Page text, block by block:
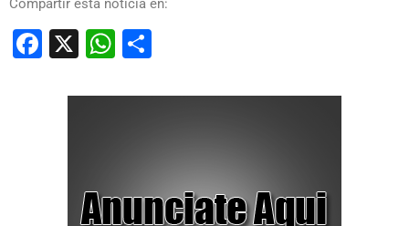
Compartir esta noticia en:
Facebook
X WhatsApp